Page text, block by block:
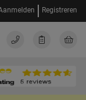
Registreren